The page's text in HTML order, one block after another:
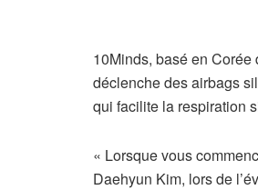
10Minds, basé en
déclenche des airbags
qui facilite la respiration
« Lorsque vous
Daehyun Kim, lors de